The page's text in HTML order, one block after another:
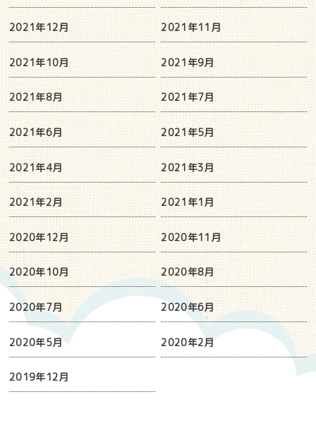
2021年12月 2021年11月
2021年10月 2021年9月
2021年8月 2021年7月
2021年6月 2021年5月
2021年4月 2021年3月
2021年2月 2021年1月
2020年12月 2020年11月
2020年10月 2020年8月
2020年7月 2020年6月
2020年5月 2020年2月
2019年12月